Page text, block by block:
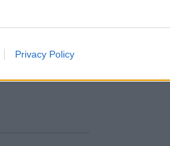
Privacy Policy